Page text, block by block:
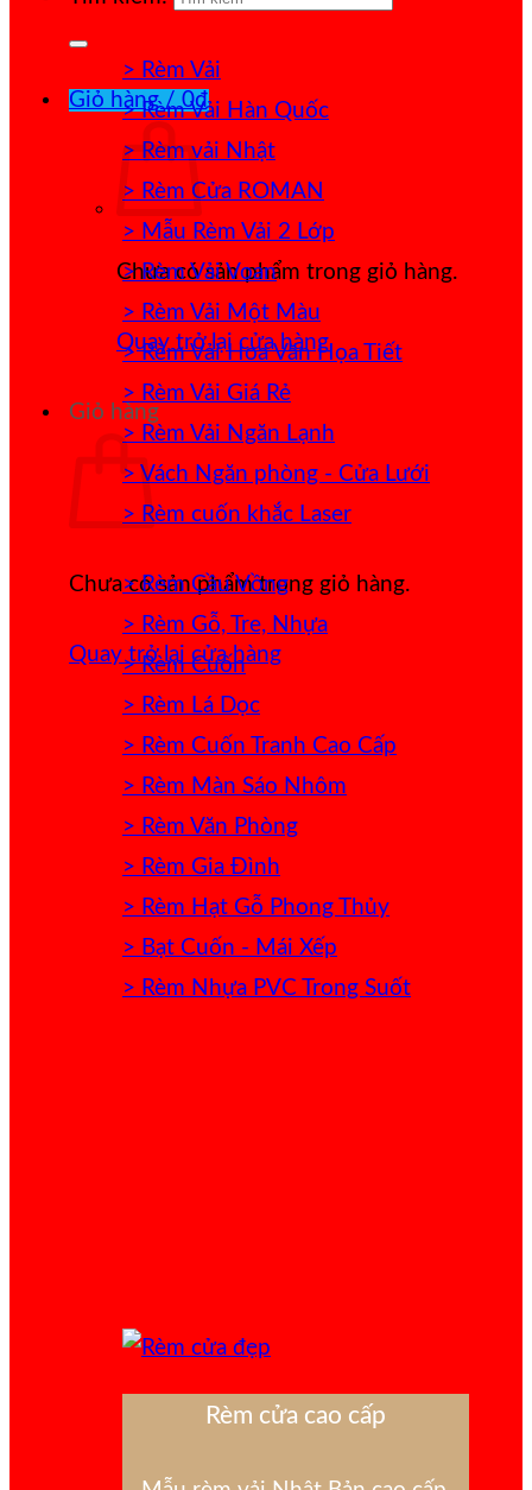
Giỏ hàng /0₫
Chưa có sản phẩm trong giỏ hàng.
Quay trở lại cửa hàng
Giỏ hàng
Chưa có sản phẩm trong giỏ hàng.
Quay trở lại cửa hàng
> Rèm Vải
> Rèm Vải Hàn Quốc
> Rèm vải Nhật
> Rèm Cửa ROMAN
> Mẫu Rèm Vải 2 Lớp
> Rèm Vải Voan
> Rèm Vải Một Màu
> Rèm Vải Hoa Văn Họa Tiết
> Rèm Vải Giá Rẻ
> Rèm Vải Ngăn Lạnh
> Vách Ngăn phòng - Cửa Lưới
> Rèm cuốn khắc Laser
> Rèm Cầu Vồng
> Rèm Gỗ, Tre, Nhựa
> Rèm Cuốn
> Rèm Lá Dọc
> Rèm Cuốn Tranh Cao Cấp
> Rèm Màn Sáo Nhôm
> Rèm Văn Phòng
> Rèm Gia Đình
> Rèm Hạt Gỗ Phong Thủy
> Bạt Cuốn - Mái Xếp
> Rèm Nhựa PVC Trong Suốt
Rèm cửa cao cấp